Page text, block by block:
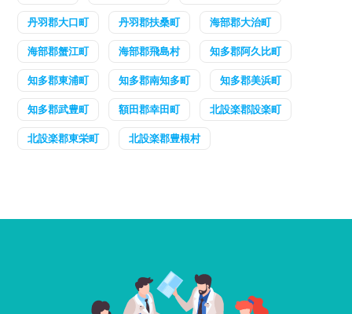
丹羽郡大口町 丹羽郡扶桑町 海部郡大治町
海部郡蟹江町 海部郡飛島村 知多郡阿久比町
知多郡東浦町 知多郡南知多町 知多郡美浜町
知多郡武豊町 額田郡幸田町 北設楽郡設楽町
北設楽郡東栄町 北設楽郡豊根村